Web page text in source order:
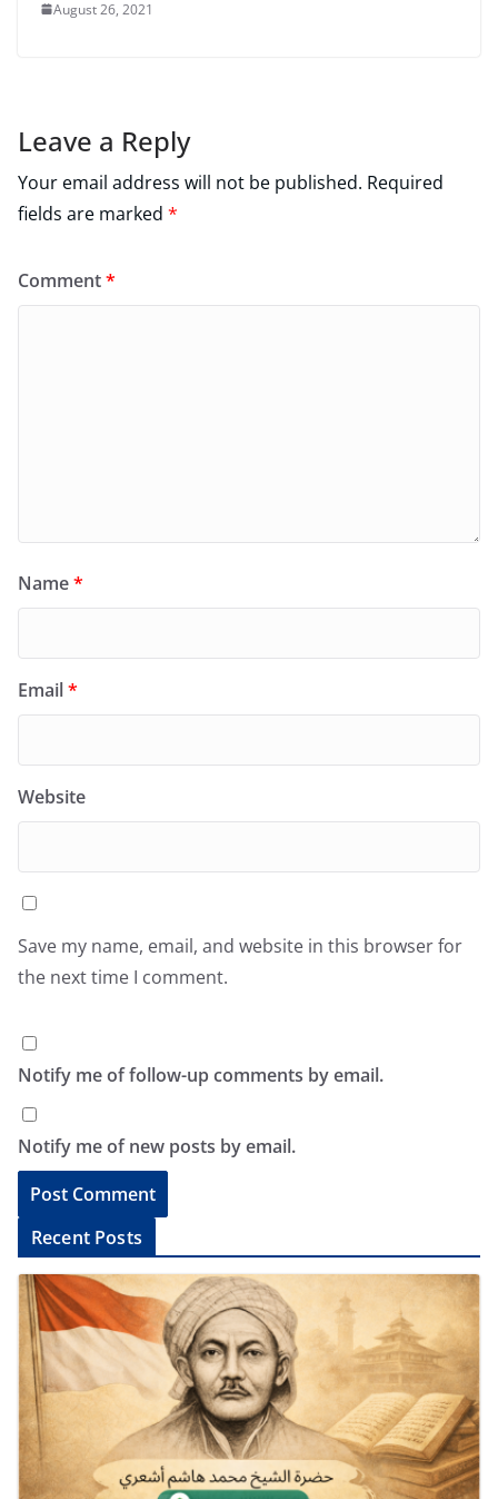
August 26, 2021
Leave a Reply
Your email address will not be published. Required
fields are marked *
Comment*
Name*
Email*
Website
Save my name, email, and website in this browser for
the next time I comment.
Notify me of follow-up comments by email.
Notify me of new posts by email.
l
a
t
i
Recent Posts